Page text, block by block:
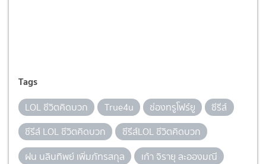
Tags
LOL ชีวิตคิดบวก True4u ช่องทรูโฟร์ยู
ซีรีส์
ซีรีส์ LOL ชีวิตคิดบวก
ซีรีส์LOL ชีวิตคิดบวก
ฝน นลินทิพย์ เพิ่มภัทรสกุล
เก้า จิรายุ ละอองมณี